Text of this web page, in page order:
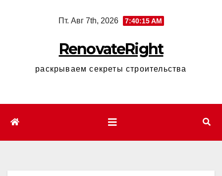
Пт. Авг 7th, 2026 7:40:16 AM
RenovateRight
раскрываем секреты строительства